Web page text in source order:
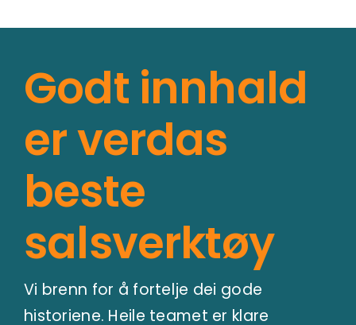
Filsending
Godt innhald
er verdas
beste
salsverktøy
Vi brenn for å fortelje dei gode
historiene. Heile teamet er klare